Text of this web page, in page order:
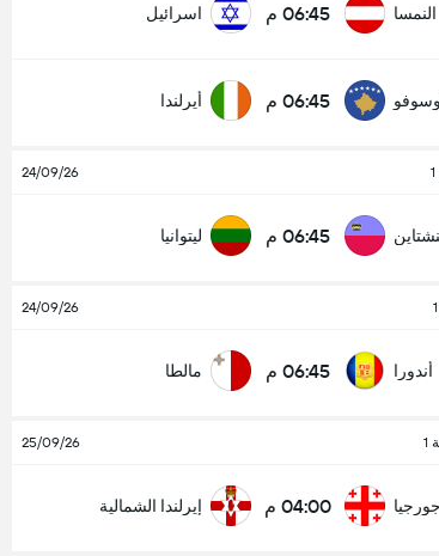
النمسا 06:45 م اسرائيل
06:45 م أيرلندا
24/09/26
06:45 م ليتوانيا
24/09/26
أندورا 06:45 م مالطا
25/09/26
جورجيا 04:00 م إيرلندا الشمالية